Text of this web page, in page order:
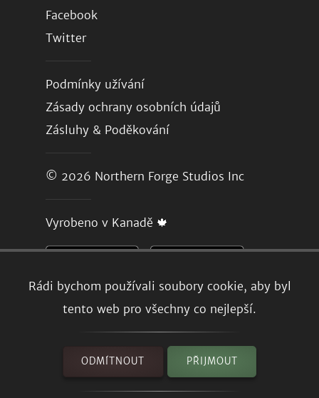
Rádi bychom používali soubory cookie, aby byl
tento web pro všechny co nejlepší.
ODMÍTNOUT PŘIJMOUT
Facebook
Twitter
Podmínky užívání
Zásady ochrany osobních údajů
Zásluhy & Poděkování
© 2026 Northern Forge Studios Inc
Vyrobeno v Kanadě 🍁